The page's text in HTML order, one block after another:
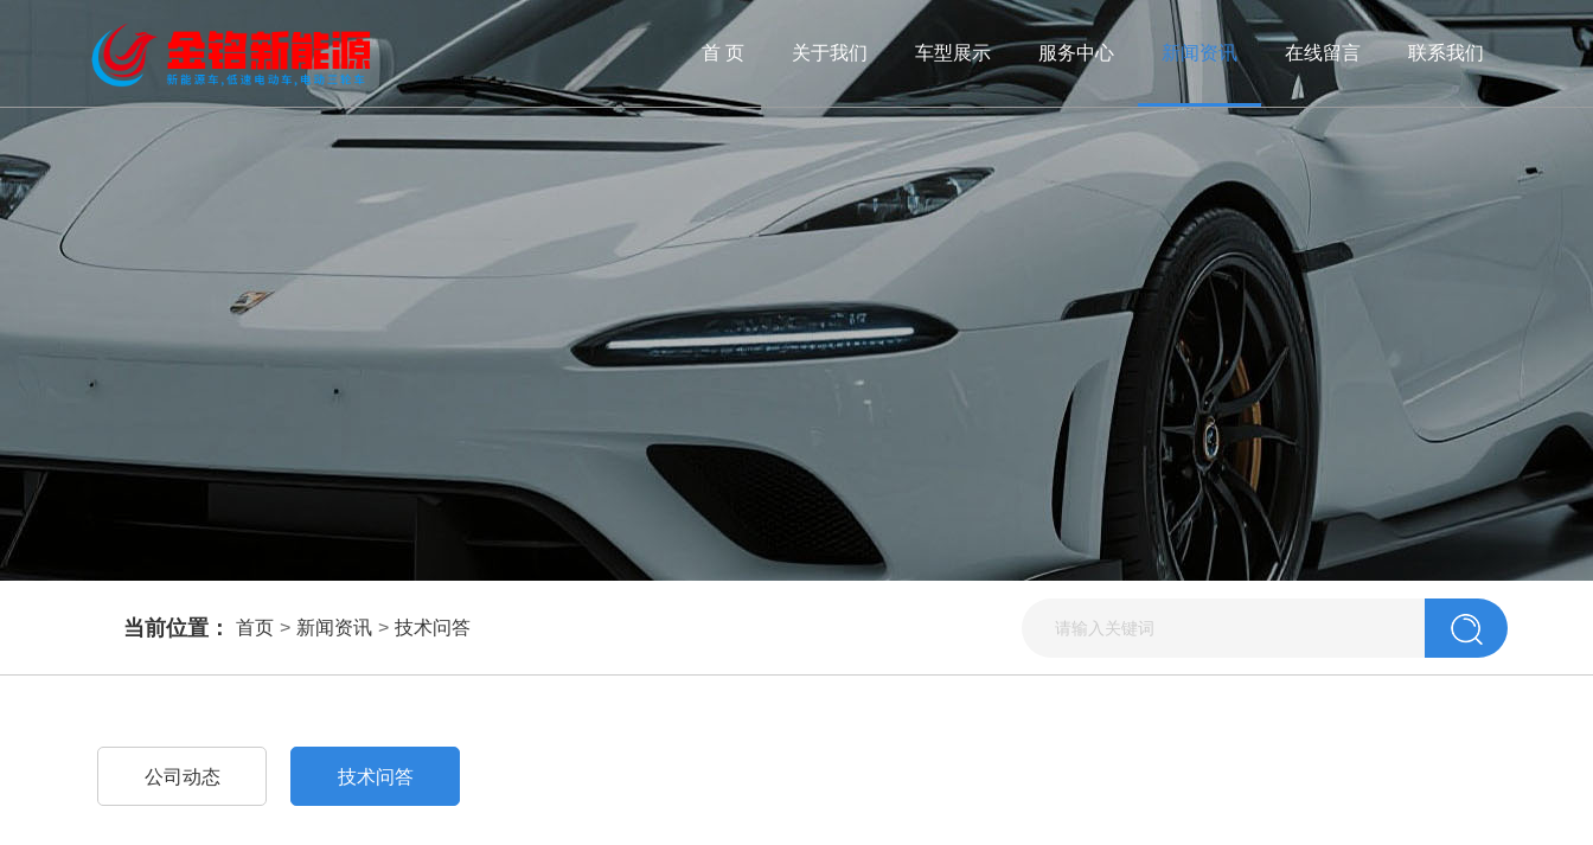
首 页 关于我们 车型展示 服务中心 新闻资讯 在线留言 联系我们
当前位置： 首页 > 新闻资讯 > 技术问答
公司动态 技术问答